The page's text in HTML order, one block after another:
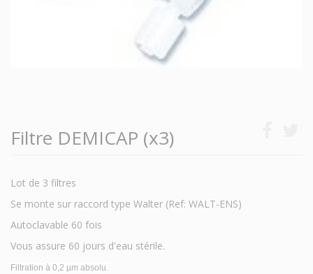
Filtre DEMICAP (x3)
Lot de 3 filtres
Se monte sur raccord type Walter (Ref: WALT-ENS)
Autoclavable 60 fois
Vous assure 60 jours d'eau stérile.
Filtration à 0,2 µm absolu.